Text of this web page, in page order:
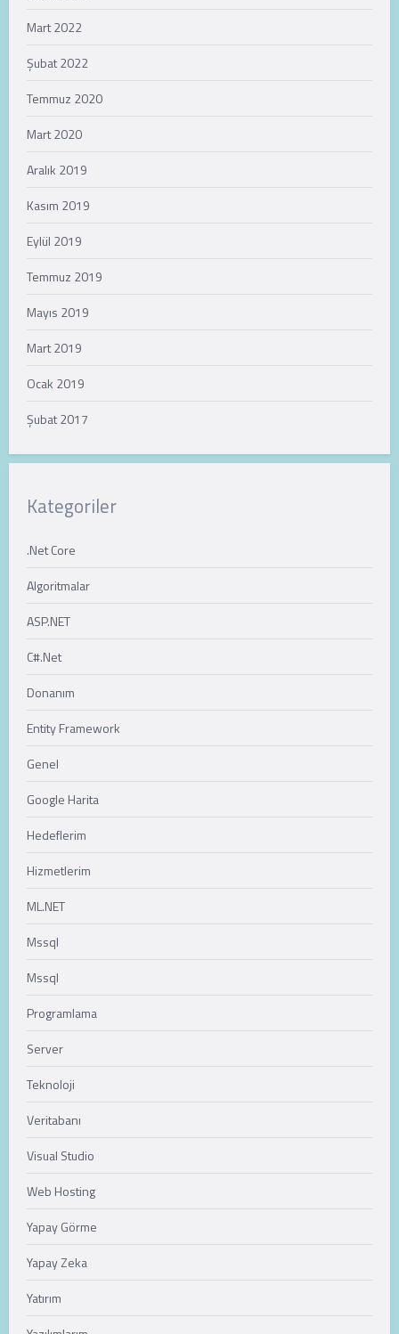
Mart 2022
Şubat 2022
Temmuz 2020
Mart 2020
Aralık 2019
Kasım 2019
Eylül 2019
Temmuz 2019
Mayıs 2019
Mart 2019
Ocak 2019
Şubat 2017
Kategoriler
.Net Core
Algoritmalar
ASP.NET
C#.Net
Donanım
Entity Framework
Genel
Google Harita
Hedeflerim
Hizmetlerim
ML.NET
Mssql
Mssql
Programlama
Server
Teknoloji
Veritabanı
Visual Studio
Web Hosting
Yapay Görme
Yapay Zeka
Yatırım